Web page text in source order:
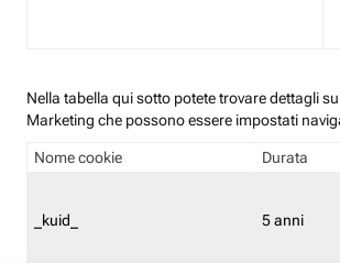
Nella tabella qui sotto potete trovare dettagli
Marketing che possono essere impostati
Nome cookie Durata
_kuid_ 5 anni